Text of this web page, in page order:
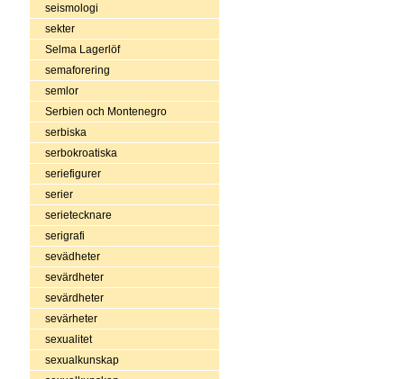
seismologi
sekter
Selma Lagerlöf
semaforering
semlor
Serbien och Montenegro
serbiska
serbokroatiska
seriefigurer
serier
serietecknare
serigrafi
sevädheter
sevärdheter
sevärdheter
sevärheter
sexualitet
sexualkunskap